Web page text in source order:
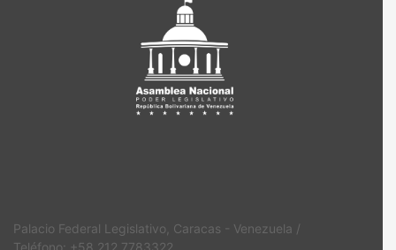
Palacio Federal Legislativo, Caracas - Venezuela /
Teléfono: +58 212 7783322